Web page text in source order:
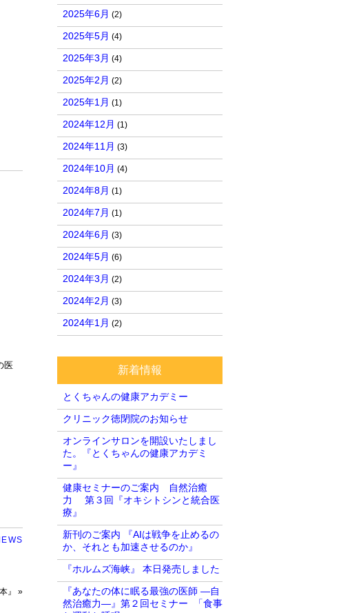
医
』 »
2025年6月 (2)
2025年5月 (4)
2025年3月 (4)
2025年2月 (2)
2025年1月 (1)
2024年12月 (1)
2024年11月 (3)
2024年10月 (4)
2024年8月 (1)
2024年7月 (1)
2024年6月 (3)
2024年5月 (6)
2024年3月 (2)
2024年2月 (3)
2024年1月 (2)
新着情報
とくちゃんの健康アカデミー
クリニック徳閉院のお知らせ
オンラインサロンを開設いたしまし
た。『とくちゃんの健康アカデミ
ー』
健康セミナーのご案内 自然治癒
力 第３回『オキシトシンと統合医
療』
新刊のご案内 『AIは戦争を止めるの
か、それとも加速させるのか』
『ホルムズ海峡』 本日発売しました
『あなたの体に眠る最強の医師 ―自
然治癒力―』第２回セミナー 「食事